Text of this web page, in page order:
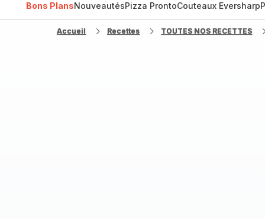
Bons PlansNouveautésPizza ProntoCouteaux Eversharp
Accueil Recettes TOUTES NOS RECETTES